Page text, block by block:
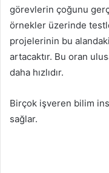
görevlerin çoğunu
örnekler üzerinde
projelerinin bu
artacaktır. Bu oran
daha hızlıdır.
Birçok işveren bilim
sağlar.